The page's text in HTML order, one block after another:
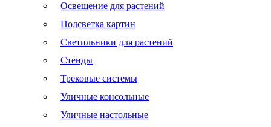
Освещение для растений
Подсветка картин
Светильники для растений
Стенды
Трековые системы
Уличные консольные
Уличные настольные